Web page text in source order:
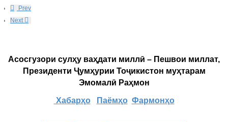
Prev
Next
Асосгузори сулҳу ваҳдати миллӣ – Пешвои миллат,
Президенти Ҷумҳурии Тоҷикистон муҳтарам
Эмомалӣ Раҳмон
Хабарҳо Паёмҳо Фармонҳо